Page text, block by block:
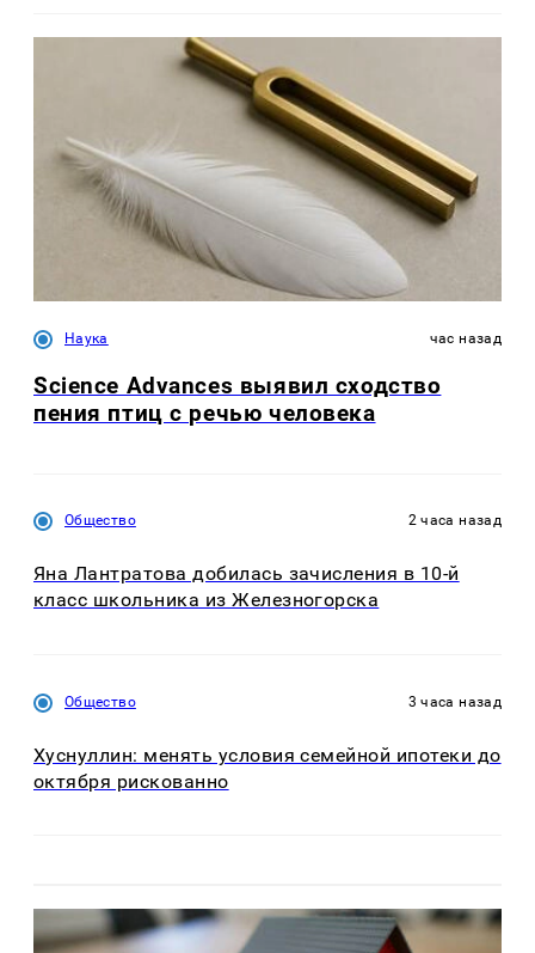
Наука час назад
Science Advances выявил сходство
пения птиц с речью человека
Общество 2 часа назад
Яна Лантратова добилась зачисления в 10-й
класс школьника из Железногорска
Общество 3 часа назад
Хуснуллин: менять условия семейной ипотеки до
октября рискованно